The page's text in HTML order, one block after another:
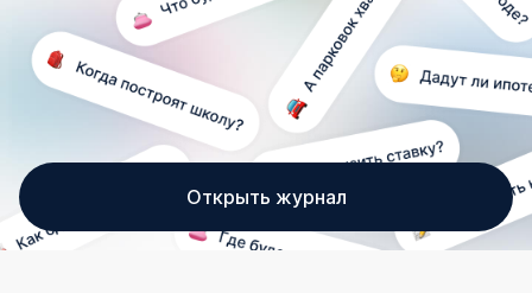
Открыть журнал